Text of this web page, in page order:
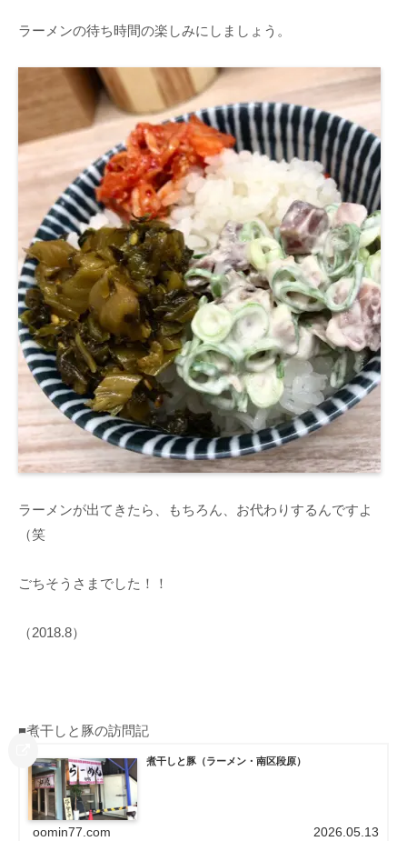
ラーメンの待ち時間の楽しみにしましょう。
ラーメンが出てきたら、もちろん、お代わりするんですよ
（笑
ごちそうさまでした！！
（2018.8）
■煮干しと豚の訪問記
煮干しと豚（ラーメン・南区段原）
oomin77.com 2026.05.13